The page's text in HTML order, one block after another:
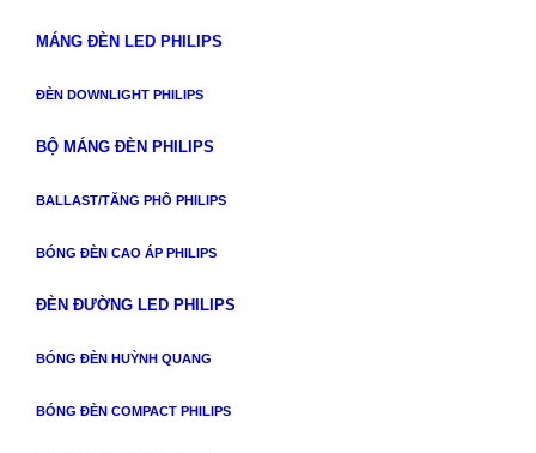
MÁNG ĐÈN LED PHILIPS
ĐÈN DOWNLIGHT PHILIPS
BỘ MÁNG ĐÈN PHILIPS
BALLAST/TĂNG PHÔ PHILIPS
BÓNG ĐÈN CAO ÁP PHILIPS
ĐÈN ĐƯỜNG LED PHILIPS
BÓNG ĐÈN HUỲNH QUANG
BÓNG ĐÈN COMPACT PHILIPS